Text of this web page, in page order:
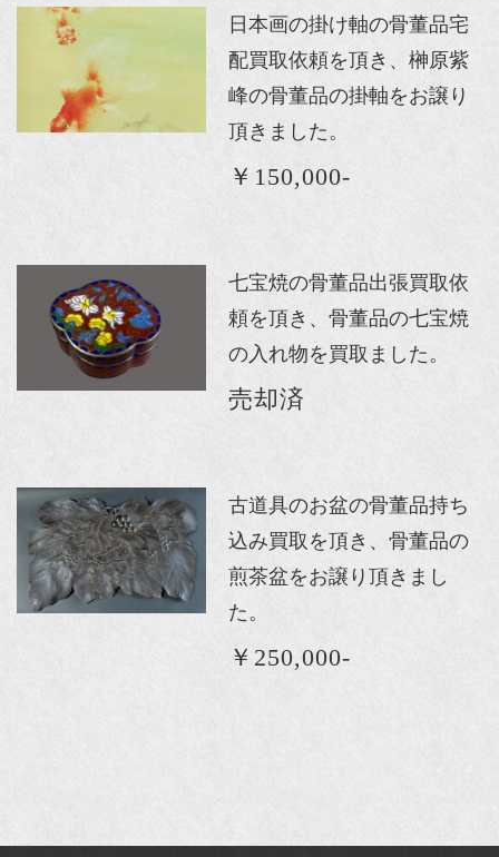
日本画の掛け軸の骨董品宅
配買取依頼を頂き、榊原紫
峰の骨董品の掛軸をお譲り
頂きました。
￥150,000-
七宝焼の骨董品出張買取依
頼を頂き、骨董品の七宝焼
の入れ物を買取ました。
売却済
古道具のお盆の骨董品持ち
込み買取を頂き、骨董品の
煎茶盆をお譲り頂きまし
た。
￥250,000-